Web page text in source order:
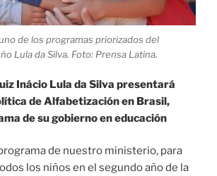
de los programas priorizados del
Lula da Silva. Foto: Prensa Latina.
Inácio Lula da Silva presentará
de Alfabetización en Brasil,
de su gobierno en educación
de nuestro ministerio, para
los niños en el segundo año de la